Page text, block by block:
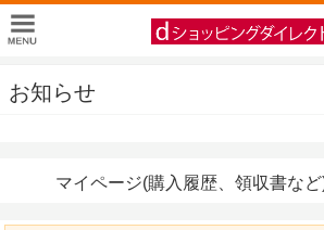
お知らせ
マイページ(購入履歴、領収書など